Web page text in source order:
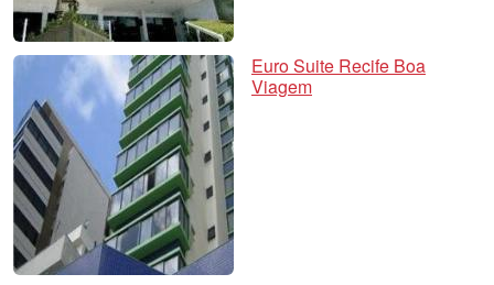
Euro Suite Recife Boa
Viagem